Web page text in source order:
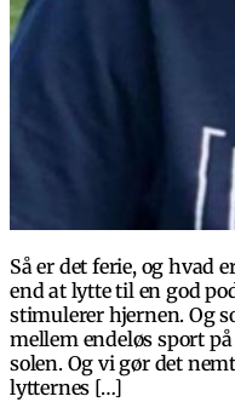
Så er det ferie, og hvad
end at lytte til en god
stimulerer hjernen. Og
mellem endeløs sport
solen. Og vi gør det
lytternes […]